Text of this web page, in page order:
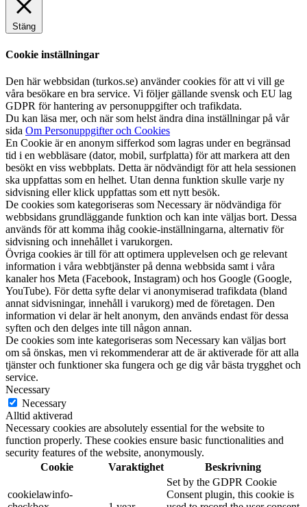
Stäng
Cookie inställningar
Den här webbsidan (turkos.se) använder cookies för att vi vill ge
våra besökare en bra service. Vi följer gällande svensk och EU lag
GDPR för hantering av personuppgifter och trafikdata.
Du kan läsa mer, och när som helst ändra dina inställningar på vår
sida Om Personuppgifter och Cookies
En Cookie är en anonym sifferkod som lagras under en begränsad
tid i en webbläsare (dator, mobil, surfplatta) för att markera att den
besökt en viss webbplats. Detta är nödvändigt för att hela sessionen
ska uppfattas som en helhet. Utan denna funktion skulle varje ny
sidvisning eller klick uppfattas som ett nytt besök.
De cookies som kategoriseras som Necessary är nödvändiga för
webbsidans grundläggande funktion och kan inte väljas bort. Dessa
används för att komma ihåg cookie-inställningarna, alternativ för
sidvisning och innehållet i varukorgen.
Övriga cookies är till för att optimera upplevelsen och ge relevant
information i våra webbtjänster på denna webbsida samt i våra
kanaler hos Meta (Facebook, Instagram) och hos Google (Google,
YouTube). För detta syfte delar vi anonymiserad trafikdata (bland
annat sidvisningar, innehåll i varukorg) med de företagen. Den
information vi delar är helt anonym, den används endast för dessa
syften och den delges inte till någon annan.
De cookies som inte kategoriseras som Necessary kan väljas bort
om så önskas, men vi rekommenderar att de är aktiverade för att alla
tjänster och funktioner ska fungera och ge dig vår bästa trygghet och
service.
Necessary
Necessary
Alltid aktiverad
Necessary cookies are absolutely essential for the website to
function properly. These cookies ensure basic functionalities and
security features of the website, anonymously.
Cookie
Varaktighet Beskrivning
cookielawinfo-
Set by the GDPR Cookie
Consent plugin, this cookie is